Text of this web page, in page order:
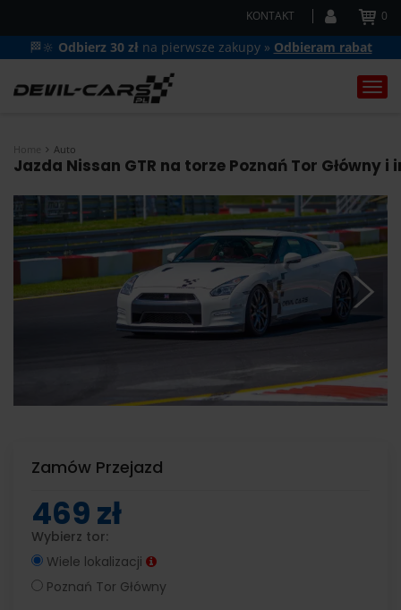
KONTAKT 0
🏁🔆 Odbierz 30 zł na pierwsze zakupy » Odbieram rabat
Home Auto
Jazda Nissan GTR na torze Poznań Tor Główny
Zamów Przejazd
469 zł
Wybierz tor:
Wiele lokalizacji
Poznań Tor Główny